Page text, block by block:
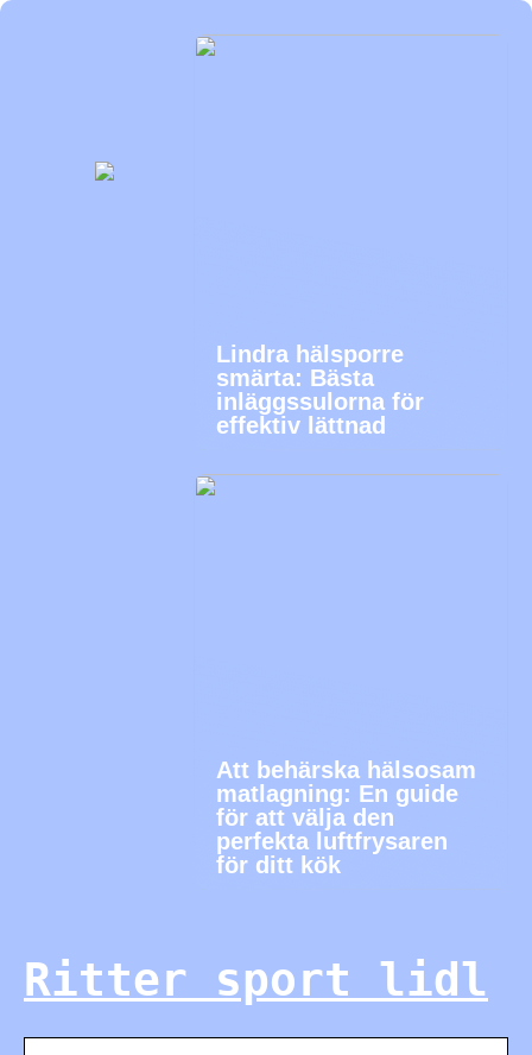
Lindra hälsporre
smärta: Bästa
inläggssulorna för
effektiv lättnad
Att behärska hälsosam
matlagning: En guide
för att välja den
perfekta luftfrysaren
för ditt kök
Ritter sport lidl